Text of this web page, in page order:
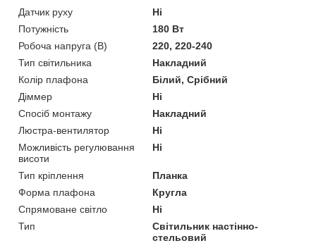
Датчик руху
Ні
Потужність
180 Вт
Робоча напруга (В)
220, 220-240
Тип світильника
Накладний
Колір плафона
Білий, Срібний
Діммер
Ні
Спосіб монтажу
Накладний
Люстра-вентилятор
Ні
Можливість регулювання
висоти
Ні
Тип кріплення
Планка
Форма плафона
Кругла
Спрямоване світло
Ні
Тип
Світильник настінно-
стельовий